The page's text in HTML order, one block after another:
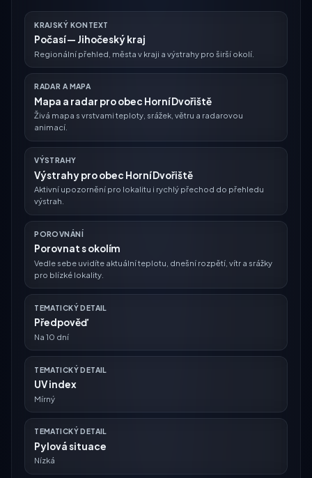
KRAJSKÝ KONTEXT
Počasí — Jihočeský kraj
Regionální přehled, města v kraji a výstrahy pro širší okolí.
RADAR A MAPA
Mapa a radar pro obec Horní Dvořiště
Živá mapa s vrstvami teploty, srážek, větru a radarovou
animací.
VÝSTRAHY
Výstrahy pro obec Horní Dvořiště
Aktivní upozornění pro lokalitu i rychlý přechod do přehledu
výstrah.
POROVNÁNÍ
Porovnat s okolím
Vedle sebe uvidíte aktuální teplotu, dnešní rozpětí, vítr a srážky
pro blízké lokality.
TEMATICKÝ DETAIL
Předpověď
Na 10 dní
TEMATICKÝ DETAIL
UV index
Mírný
TEMATICKÝ DETAIL
Pylová situace
Nízká